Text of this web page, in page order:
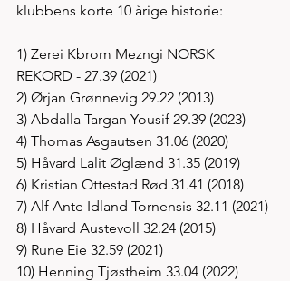
klubbens korte 10 årige historie:
1) Zerei Kbrom Mezngi NORSK
REKORD - 27.39 (2021)
2) Ørjan Grønnevig 29.22 (2013)
3) Abdalla Targan Yousif 29.39 (2023)
4) Thomas Asgautsen 31.06 (2020)
5) Håvard Lalit Øglænd 31.35 (2019)
6) Kristian Ottestad Rød 31.41 (2018)
7) Alf Ante Idland Tornensis 32.11 (2021)
8) Håvard Austevoll 32.24 (2015)
9) Rune Eie 32.59 (2021)
10) Henning Tjøstheim 33.04 (2022)